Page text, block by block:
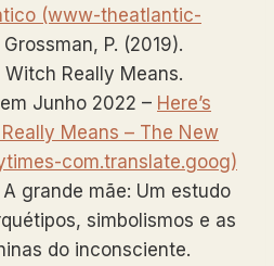
(www-theatlantic-
Grossman, P. (2019).
Witch Really Means.
Junho 2022 – Here’s
Means – The New
com.translate.goog)
grande mãe: Um estudo
simbolismos e as
do inconsciente.